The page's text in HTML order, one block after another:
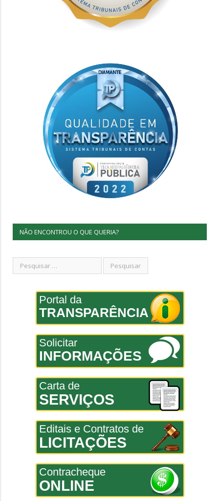
NÃO ENCONTROU O QUE QUERIA?
Portal da
TRANSPARÊNCIA
Solicitar
INFORMAÇÕES
Carta de
SERVIÇOS
Editais e Contratos de
LICITAÇÕES
Contracheque
ONLINE